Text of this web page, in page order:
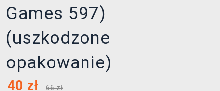
Games 597)
(uszkodzone
opakowanie)
40 zł
66 zł